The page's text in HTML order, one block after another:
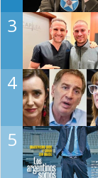
3
4
5